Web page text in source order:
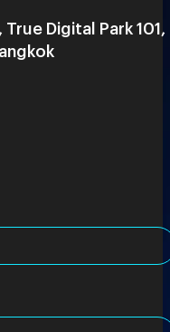
Digital Park 101,